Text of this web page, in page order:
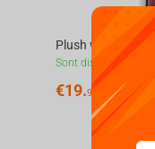
Sont disponibles
€19.99